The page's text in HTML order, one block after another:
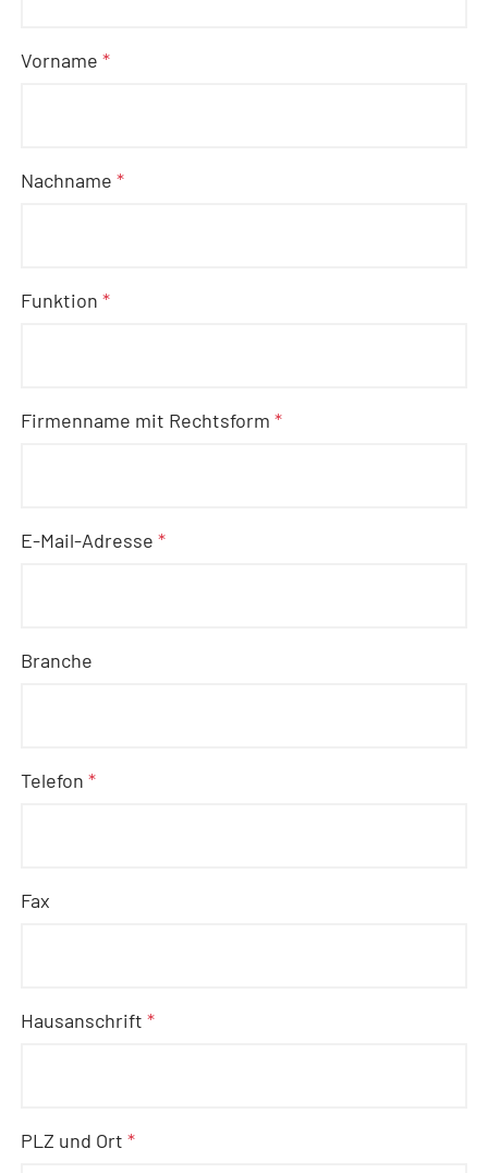
Vorname*
Nachname*
Funktion*
Firmenname mit Rechtsform*
E-Mail-Adresse*
Branche
Telefon*
Fax
Hausanschrift*
PLZ und Ort*